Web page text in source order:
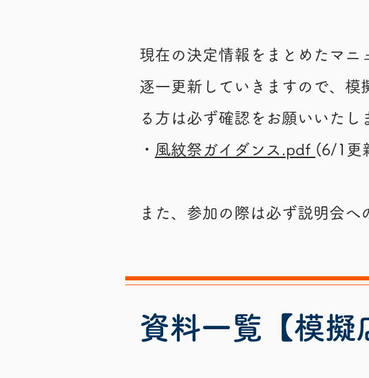
現在の決定情報をまとめたマニ
逐一更新していきますので、模
る方は必ず確認をお願いいたし
・ 風紋祭ガイダンス.pdf (6/1更
また、参加の際は必ず説明会へ
資料一覧【模擬